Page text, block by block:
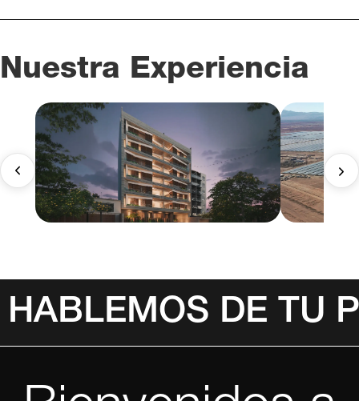
Nuestra Experiencia
HABLEMOS DE TU